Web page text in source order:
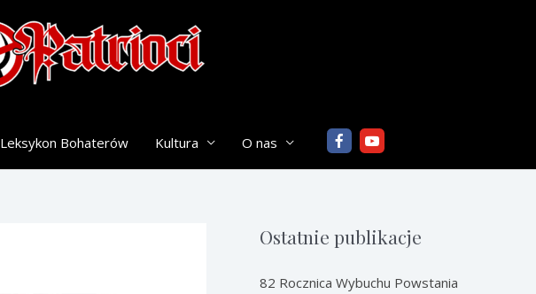
Leksykon Bohaterów Kultura O nas
Ostatnie publikacje
82 Rocznica Wybuchu Powstania